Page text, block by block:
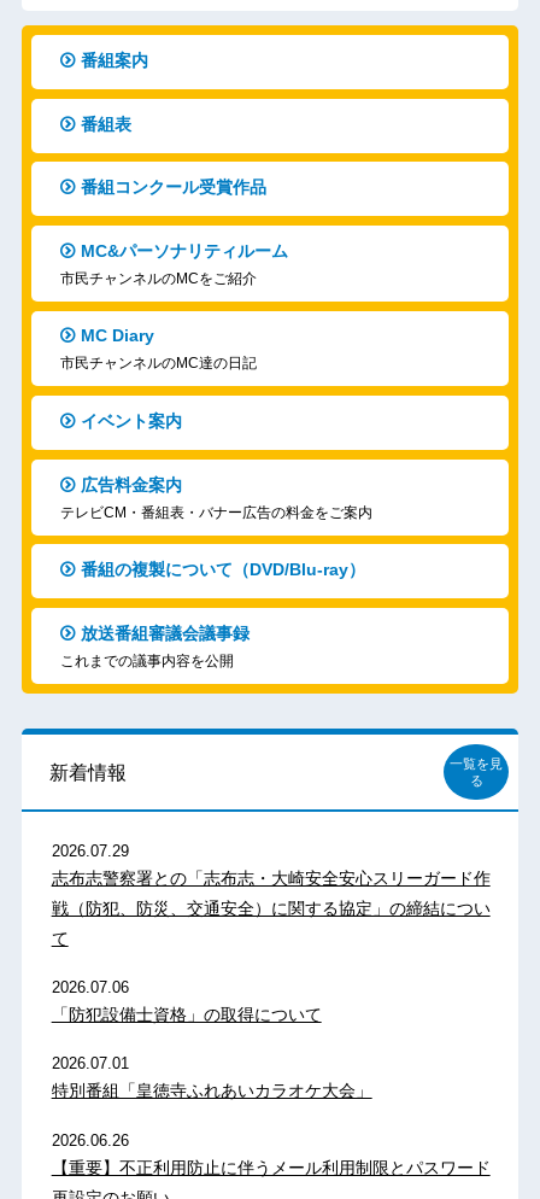
番組案内
番組表
番組コンクール受賞作品
MC&パーソナリティルーム
市民チャンネルのMCをご紹介
MC Diary
市民チャンネルのMC達の日記
イベント案内
広告料金案内
テレビCM・番組表・バナー広告の料金をご案内
番組の複製について（DVD/Blu-ray）
放送番組審議会議事録
これまでの議事内容を公開
新着情報
一覧を見
る
2026.07.29
志布志警察署との「志布志・大崎安全安心スリーガード作
戦（防犯、防災、交通安全）に関する協定」の締結につい
て
2026.07.06
「防犯設備士資格」の取得について
2026.07.01
特別番組「皇徳寺ふれあいカラオケ大会」
2026.06.26
【重要】不正利用防止に伴うメール利用制限とパスワード